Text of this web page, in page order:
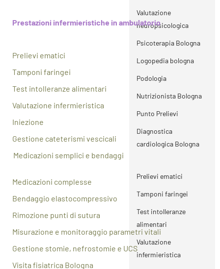
Psicoterapia Bologna
Logopedia bologna
Podologia
Nutrizionista Bologna
Punto Prelievi
Diagnostica
Tamponi faringei
Test intolleranze
Valutazione
infermieristica
Iniezione
Valutazione
neuropsicologica
Psicoterapia Bologna
Logopedia bologna
Podologia
Nutrizionista Bologna
Punto Prelievi
Diagnostica
cardiologica Bologna
Prelievi ematici
Tamponi faringei
Test intolleranze
alimentari
Valutazione
infermieristica
Prestazioni infermieristiche in ambulatorio
Prelievi ematici
Tamponi faringei
Test intolleranze alimentari
Valutazione infermieristica
Iniezione
Gestione cateterismi vescicali
Medicazioni semplici e bendaggi
Medicazioni complesse
Bendaggio elastocompressivo
Rimozione punti di sutura
Misurazione e monitoraggio parametri vitali
Gestione stomie, nefrostomie e UCS
Visita fisiatrica Bologna